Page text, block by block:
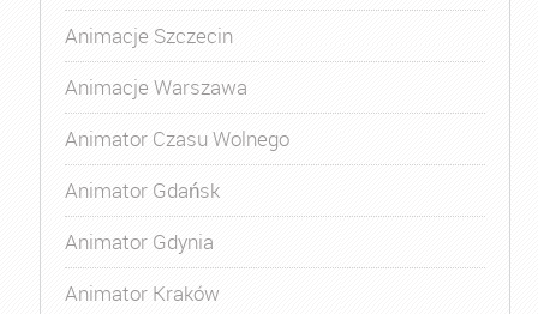
Animacje Szczecin
Animacje Warszawa
Animator Czasu Wolnego
Animator Gdańsk
Animator Gdynia
Animator Kraków